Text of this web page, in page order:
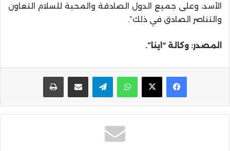
الأسد، وعلى جميع الدول الصادقة والمحبة للسلام التعاون
والتناصر الصادق في ذلك”.
المصدر: وكالة “اينا”.
واتساب تيلقرام مشاركة عبر البريد